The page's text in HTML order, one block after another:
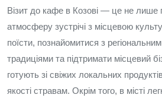
Візит до кафе в Козові — це не лише
атмосферу зустрічі з місцевою
поїсти, познайомитися з
традиціями та підтримати місцевий
готують зі свіжих локальних
якості стравам. Окрім того, в місті